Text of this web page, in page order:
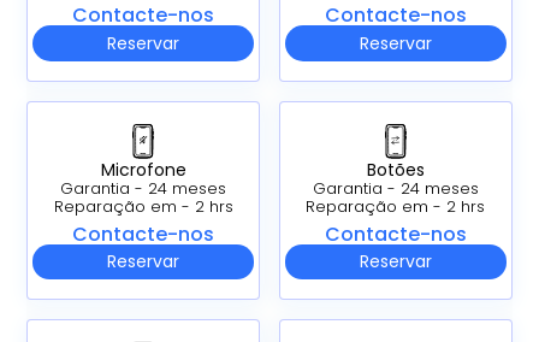
Contacte-nos
Reservar
Contacte-nos
Reservar
Microfone
Garantia - 24 meses
Reparação em - 2 hrs
Contacte-nos
Reservar
Botões
Garantia - 24 meses
Reparação em - 2 hrs
Contacte-nos
Reservar